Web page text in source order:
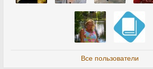
Все пользователи